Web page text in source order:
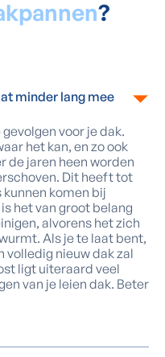
?
minder lang mee
voor je dak.
het kan, en zo ook
de jaren heen worden
Dit heeft tot
komen bij
het van groot belang
alvorens het zich
Als je te laat bent,
volledig nieuw dak zal
ligt uiteraard veel
van je leien dak. Beter